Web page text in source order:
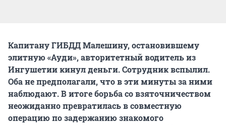
Капитану ГИБДД Малешину, остановившему
элитную «Ауди», авторитетный водитель из
Ингушетии кинул деньги. Сотрудник вспылил.
Оба не предполагали, что в эти минуты за ними
наблюдают. В итоге борьба со взяточничеством
неожиданно превратилась в совместную
операцию по задержанию знакомого